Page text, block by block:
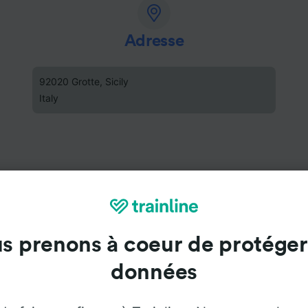
Adresse
92020 Grotte, Sicily
Italy
prenons à coeur de
données